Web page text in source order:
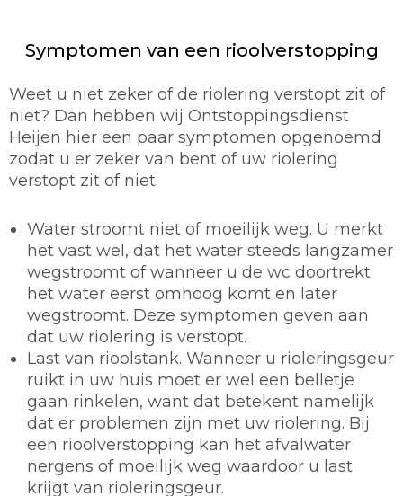
Symptomen van een rioolverstopping
Weet u niet zeker of de riolering verstopt zit of
niet? Dan hebben wij Ontstoppingsdienst
Heijen hier een paar symptomen opgenoemd
zodat u er zeker van bent of uw riolering
verstopt zit of niet.
Water stroomt niet of moeilijk weg. U merkt
het vast wel, dat het water steeds langzamer
wegstroomt of wanneer u de wc doortrekt
het water eerst omhoog komt en later
wegstroomt. Deze symptomen geven aan
dat uw riolering is verstopt.
Last van rioolstank. Wanneer u rioleringsgeur
ruikt in uw huis moet er wel een belletje
gaan rinkelen, want dat betekent namelijk
dat er problemen zijn met uw riolering. Bij
een rioolverstopping kan het afvalwater
nergens of moeilijk weg waardoor u last
krijgt van rioleringsgeur.